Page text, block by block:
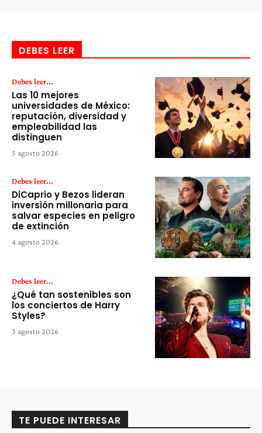
DEBES LEER
Debes leer...
Las 10 mejores
universidades de México:
reputación, diversidad y
empleabilidad las
distinguen
5 agosto 2026
Debes leer...
DiCaprio y Bezos lideran
inversión millonaria para
salvar especies en peligro
de extinción
4 agosto 2026
Debes leer...
¿Qué tan sostenibles son
los conciertos de Harry
Styles?
3 agosto 2026
TE PUEDE INTERESAR